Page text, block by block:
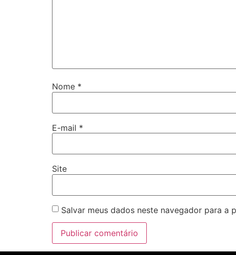
Nome *
E-mail *
Site
Salvar meus dados neste navegador para a